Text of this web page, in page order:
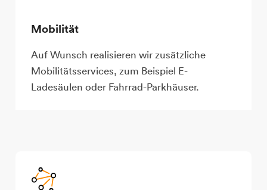
Mobilität
Auf Wunsch realisieren wir zusätzliche
Mobilitätsservices, zum Beispiel E-
Ladesäulen oder Fahrrad-Parkhäuser.